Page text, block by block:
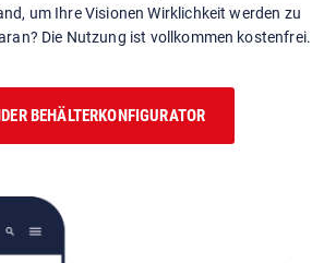
um Ihre Visionen Wirklichkeit werden zu
Die Nutzung ist vollkommen kostenfrei.
BEHÄLTERKONFIGURATOR